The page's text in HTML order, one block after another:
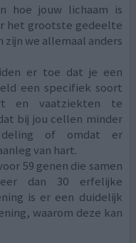
hoe jouw lichaam is
het grootste gedeelte
zijn we allemaal anders
er toe dat je een
een specifiek soort
en vaatziekten te
bij jou cellen minder
of omdat er
van hart.
59 genen die samen
dan 30 erfelijke
is er een duidelijk
waarom deze kan